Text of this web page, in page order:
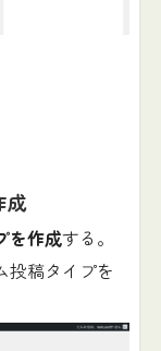
成
を作成する。
投稿タイプを